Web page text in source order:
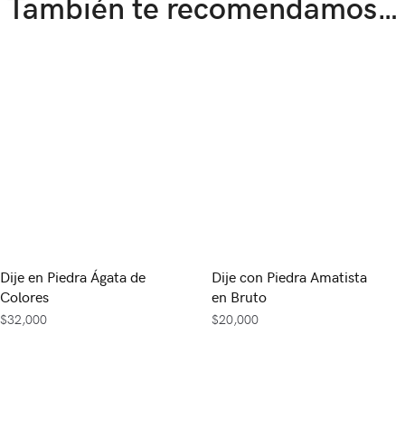
Dije en Piedra Ágata de
Colores
$32,000
Dije con Piedra Amatista
en Bruto
$20,000